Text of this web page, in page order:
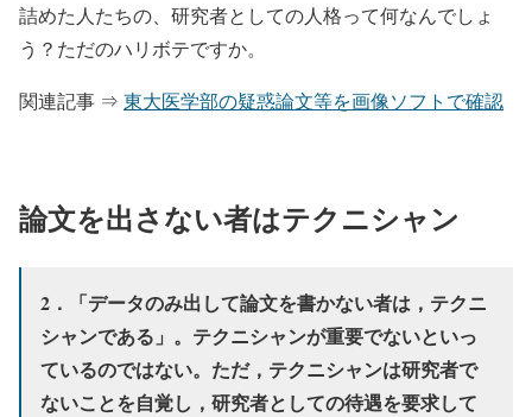
詰めた人たちの、研究者としての人格って何なんでしょ
う？ただのハリボテですか。
関連記事 ⇒ 東大医学部の疑惑論文等を画像ソフトで確認
論文を出さない者はテクニシャン
2．「データのみ出して論文を書かない者は，テクニ
シャンである」。テクニシャンが重要でないといっ
ているのではない。ただ，テクニシャンは研究者で
ないことを自覚し，研究者としての待遇を要求して